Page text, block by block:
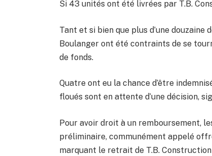
Si 43 unités ont été livrées par T.B.
Tant et si bien que plus d’une
Boulanger ont été contraints de se
de fonds.
Quatre ont eu la chance d’être
floués sont en attente d’une décision,
Pour avoir droit à un remboursement,
préliminaire, communément appelé
marquant le retrait de T.B. Construction